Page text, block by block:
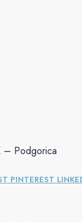
– Podgorica
PINTEREST